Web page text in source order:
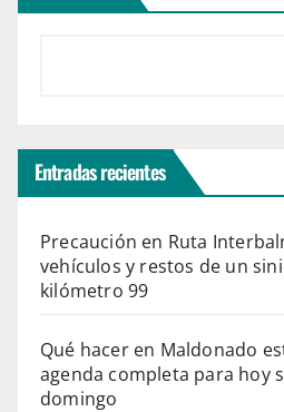
Entradas recientes
Precaución en Ruta
vehículos y restos de un
kilómetro 99
Qué hacer en Maldonado
agenda completa para hoy
domingo